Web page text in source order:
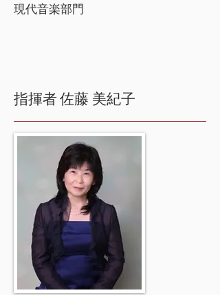
現代音楽部門
指揮者佐藤 美紀子